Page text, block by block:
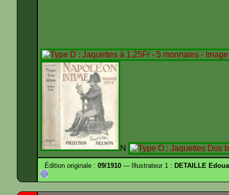
N
Édition originale : 09/1910 --- Illustrateur 1 : DETAILLE